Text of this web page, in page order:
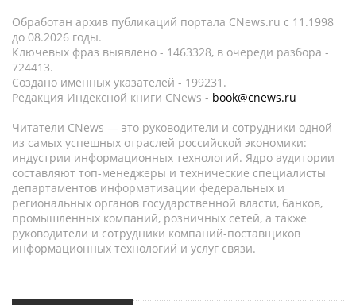
Обработан архив публикаций портала CNews.ru c 11.1998
до 08.2026 годы.
Ключевых фраз выявлено - 1463328, в очереди разбора -
724413.
Создано именных указателей - 199231.
Редакция Индексной книги CNews - book@cnews.ru
Читатели CNews — это руководители и сотрудники одной
из самых успешных отраслей российской экономики:
индустрии информационных технологий. Ядро аудитории
составляют топ-менеджеры и технические специалисты
департаментов информатизации федеральных и
региональных органов государственной власти, банков,
промышленных компаний, розничных сетей, а также
руководители и сотрудники компаний-поставщиков
информационных технологий и услуг связи.